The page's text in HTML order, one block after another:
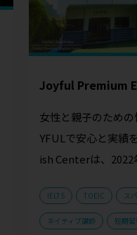
Joyful Premium
女性と親子のため
YFULで安心と実
ish Centerは、2022
IELTS TOEIC ス
ネイティブ講師 短期